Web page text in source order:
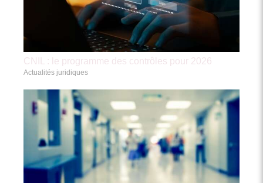
CNIL : le programme des contrôles pour 2026
Actualités juridiques